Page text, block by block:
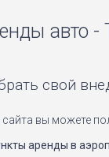
авто
свой
вы можете
аренды в